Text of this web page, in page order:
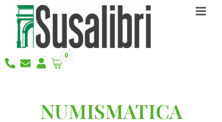
0
NUMISMATICA